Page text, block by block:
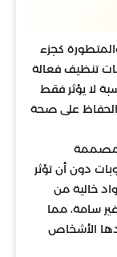
كجزء
تنظيف فعالة
لا يؤثر فقط
الحفاظ على صحة
ومصممة
دون أن تؤثر
خالية من
غير سامة، مما
الأشخاص